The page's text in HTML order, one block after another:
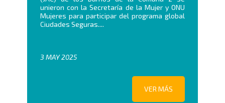
unieron con la Secretaría de la Mujer y ONU
Mujeres para participar del programa global
Ciudades Seguras....
3 MAY 2025
VER MÁS